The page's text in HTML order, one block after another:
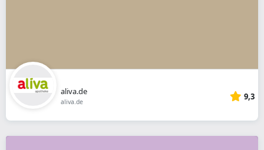
aliva.de
aliva.de 9,3